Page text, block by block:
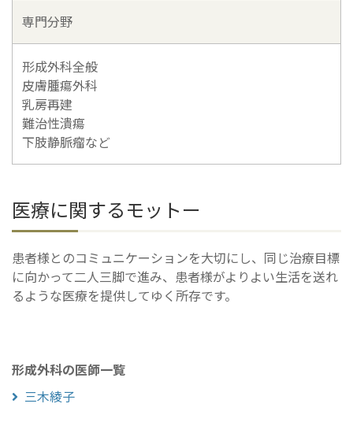
専門分野
形成外科全般
皮膚腫瘍外科
乳房再建
難治性潰瘍
下肢静脈瘤など
医療に関するモットー
患者様とのコミュニケーションを大切にし、同じ治療目標
に向かって二人三脚で進み、患者様がよりよい生活を送れ
るような医療を提供してゆく所存です。
形成外科の医師一覧
三木綾子